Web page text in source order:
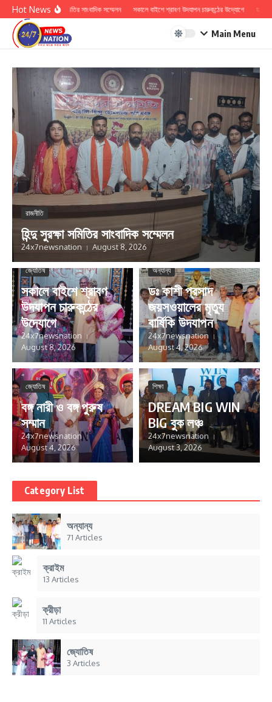
Skip to content
Hot News
হিন্দু সুরক্ষা সমিতির সাংবাদিক সম্মেলন সকালে বাইশে শ্রাবণ উদযাপন চারুকন্ঠের উদ্যোগে ডঃ
Main Menu
রাজনীতি
হিন্দু সুরক্ষা সমিতির সাংবাদিক সম্মেলন
24x7newsnation August 8, 2026
জ্যোতিষ
সকালে বাইশে শ্রাবণ
উদযাপন চারুকন্ঠের
উদ্যোগে
24x7newsnation
August 8, 2026
অন্যান্য
ডঃ কাশী প্রসাদ
জয়সওয়ালের মৃত্যু
বার্ষিকি উদযাপন
24x7newsnation
August 4, 2026
জ্যোতিষ
বঙ্গ নারী ও বঙ্গ পুরুষ
সম্মান
24x7newsnation
August 4, 2026
শিক্ষা
DREAM BIG WIN
BIG বুক লঞ্চ
24x7newsnation
August 3, 2026
Category List
অন্যান্য
71 Articles
ক্রাইম
13 Articles
ক্রীড়া
11 Articles
জ্যোতিষ
3 Articles